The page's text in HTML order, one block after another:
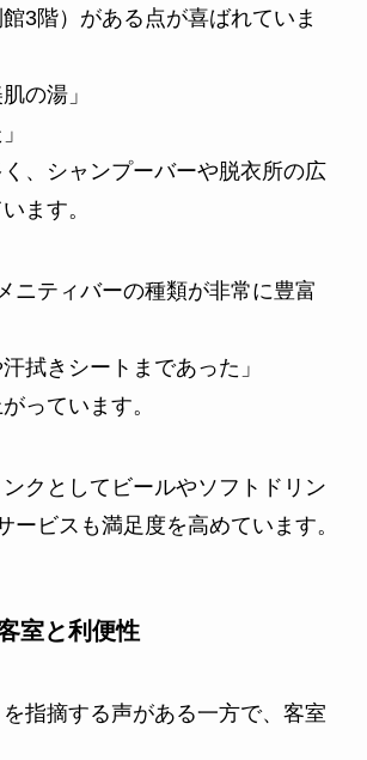
3階）がある点が喜ばれていま
の湯」
、シャンプーバーや脱衣所の広
ます。
ニティバーの種類が非常に豊富
拭きシートまであった」
っています。
クとしてビールやソフトドリン
ービスも満足度を高めています。
室と利便性
指摘する声がある一方で、客室